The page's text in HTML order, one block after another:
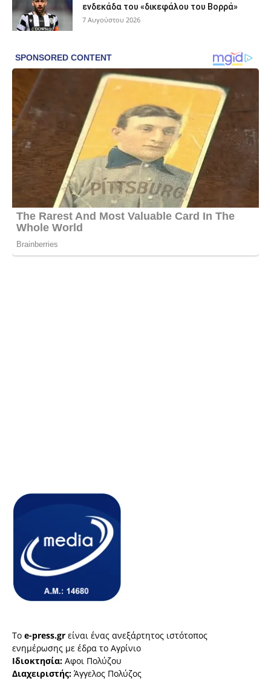
ενδεκάδα του «δικεφάλου του Βορρά»
7 Αυγούστου 2026
Το e-press.gr είναι ένας ανεξάρτητος ιστότοπος
ενημέρωσης με έδρα το Αγρίνιο
Ιδιοκτησία: Αφοι Πολύζου
Διαχειριστής: Άγγελος Πολύζος